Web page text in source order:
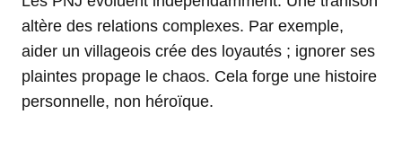
altère des relations complexes. Par exemple,
aider un villageois crée des loyautés ; ignorer ses
plaintes propage le chaos. Cela forge une histoire
personnelle, non héroïque.